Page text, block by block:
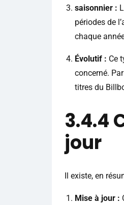
saisonnier :
périodes de
chaque
Évolutif : Ce
concerné.
titres du
3.4.4
jour
Il existe, en
Mise à jour :